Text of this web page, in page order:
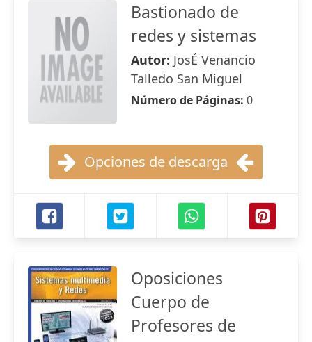
Bastionado de
redes y sistemas
Autor: JosÉ Venancio
Talledo San Miguel
Número de Páginas: 0
Opciones de descarga
Oposiciones
Cuerpo de
Profesores de